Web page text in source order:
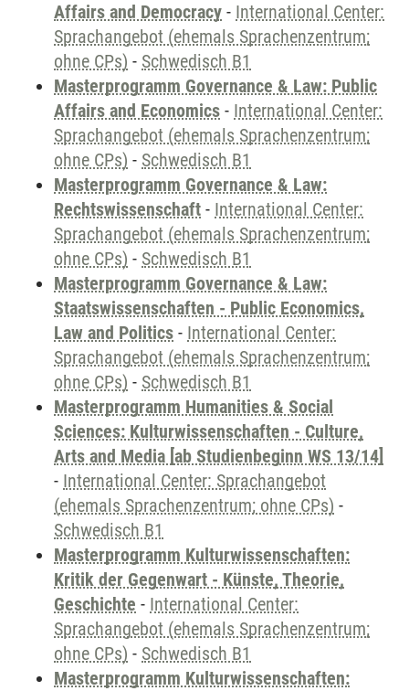
Affairs and Democracy - International Center:
Sprachangebot (ehemals Sprachenzentrum;
ohne CPs) - Schwedisch B1
Masterprogramm Governance & Law: Public
Affairs and Economics - International Center:
Sprachangebot (ehemals Sprachenzentrum;
ohne CPs) - Schwedisch B1
Masterprogramm Governance & Law:
Rechtswissenschaft - International Center:
Sprachangebot (ehemals Sprachenzentrum;
ohne CPs) - Schwedisch B1
Masterprogramm Governance & Law:
Staatswissenschaften - Public Economics,
Law and Politics - International Center:
Sprachangebot (ehemals Sprachenzentrum;
ohne CPs) - Schwedisch B1
Masterprogramm Humanities & Social
Sciences: Kulturwissenschaften - Culture,
Arts and Media [ab Studienbeginn WS 13/14]
- International Center: Sprachangebot
(ehemals Sprachenzentrum; ohne CPs) -
Schwedisch B1
Masterprogramm Kulturwissenschaften:
Kritik der Gegenwart - Künste, Theorie,
Geschichte - International Center:
Sprachangebot (ehemals Sprachenzentrum;
ohne CPs) - Schwedisch B1
Masterprogramm Kulturwissenschaften: